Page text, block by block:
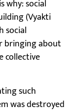
why: social
(Vyakti
social
bringing about
collective
such
was destroyed